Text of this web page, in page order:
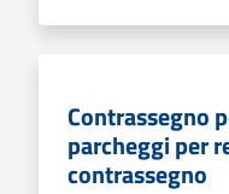
Contrassegno
parcheggi per
contrassegno